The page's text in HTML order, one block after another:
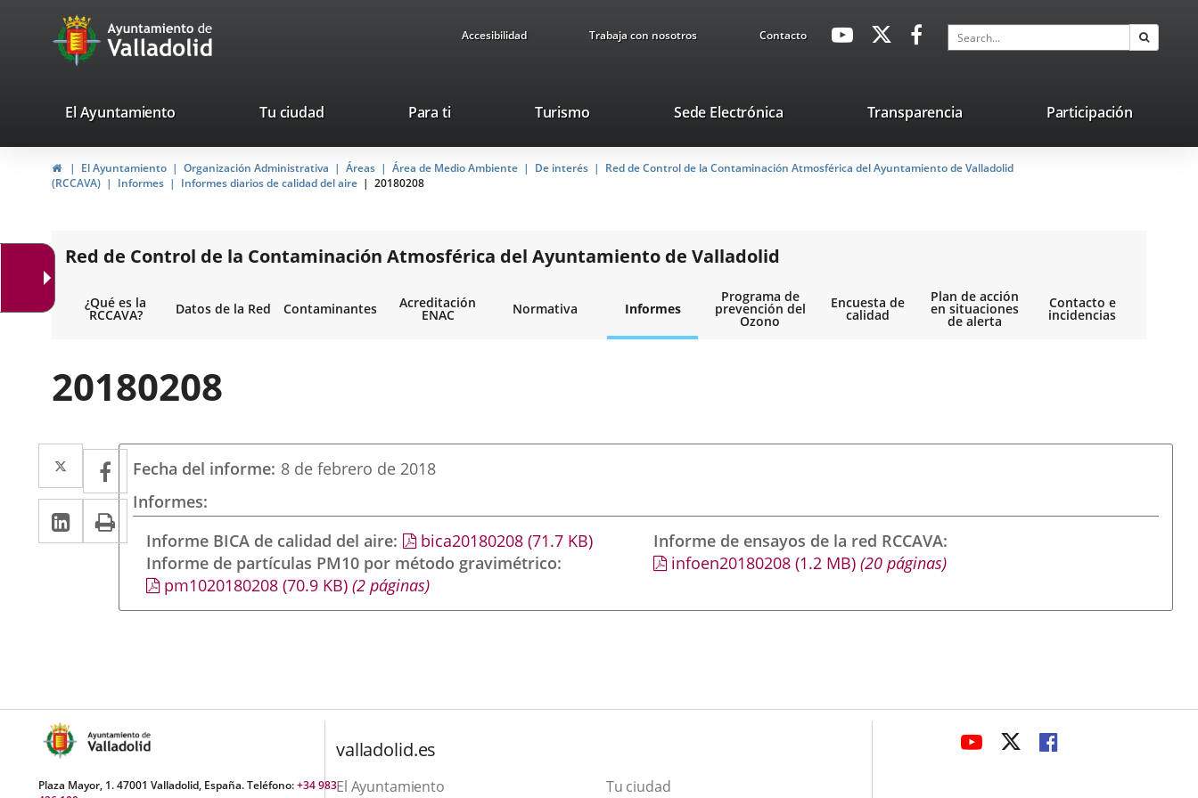
Portal
Web
Ayuntamiento
de
Valladolid
Accesibilidad Trabaja con nosotros ContactoavaHeaderSocial
Link
Link
application.
application.
Search
valladolid.es
El Ayuntamiento Tu ciudad Para ti TurismoThis
will
open
up
window.
Sede ElectrónicaLink
external
application.
Transparencia Participación
HomeEl Ayuntamiento Organización Administrativa Áreas Área de Medio Ambiente De interés
Red de Control de la Contaminación Atmosférica del Ayuntamiento de Valladolid
(RCCAVA)
Informes Informes diarios de calidad del aire 20180208
Red de Control de la Contaminación Atmosférica del Ayuntamiento de Valladolid
¿Qué es la
RCCAVA? Datos de la Red Contaminantes Acreditación
ENAC Normativa Informes
Programa de
prevención del
Ozono
Encuesta de
calidad
Plan de acción
en situaciones
de alerta
Contacto e
incidencias
20180208
Twitter
Enlace
a
una
aplicación
externa.
Facebook
Enlace
a
una
aplicación
externa.
Linkedin
Enlace
a
aplicación
Print
Fecha del informe 8 de febrero de 2018
Informes
Informe BICA de calidad del aire
bica20180208(71.7 KB)
Informe de partículas PM10 por método gravimétrico
pm1020180208(70.9 KB)(2 páginas)
Informe de ensayos de la red RCCAVA
infoen20180208 (1.2 MB) (20 páginas)
Plaza Mayor, 1. 47001 Valladolid, España. Teléfono:+34 983
valladolid.es
El Ayuntamiento Tu ciudad
LINK
LINKLINK